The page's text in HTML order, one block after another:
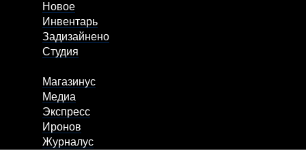
Новое
Инвентарь
Задизайнено
Студия
Магазинус
Медиа
Экспресс
Иронов
Журналус